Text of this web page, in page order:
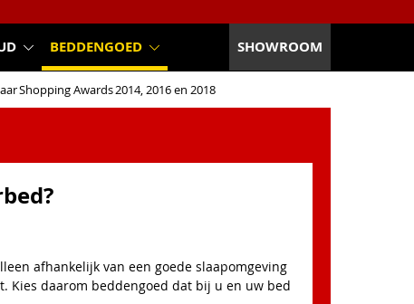
BEDDENGOED SHOWROOM
Shopping Awards2014, 2016 en 2018
afhankelijk van een goede slaapomgeving
Kies daarom beddengoed dat bij u en uw bed